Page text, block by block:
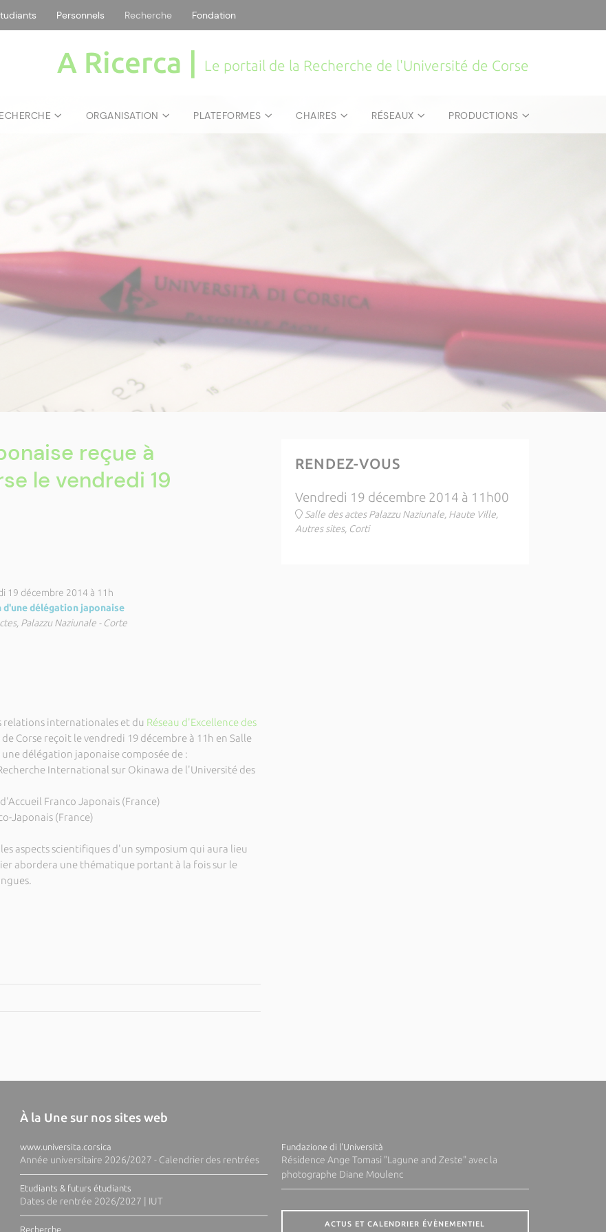
Personnels Recherche Fondation
A Ricerca | Le portail de la Recherche de l'Université de Corse
ORGANISATION PLATEFORMES CHAIRES RÉSEAUX PRODUCTIONS
reçue à
le vendredi 19
19 décembre 2014 à 11h
d'une délégation japonaise
Palazzu Naziunale - Corte
relations internationales et du Réseau d'Excellence des
Corse reçoit le vendredi 19 décembre à 11h en Salle
délégation japonaise composée de :
International sur Okinawa de l'Université des
Franco Japonais (France)
Japonais (France)
aspects scientifiques d'un symposium qui aura lieu
abordera une thématique portant à la fois sur le
RENDEZ-VOUS
Vendredi 19 décembre 2014 à 11h00
Salle des actes Palazzu Naziunale, Haute Ville,
Autres sites, Corti
À la Une sur nos sites web
www.universita.corsica
Année universitaire 2026/2027 - Calendrier des rentrées
Etudiants & futurs étudiants
Dates de rentrée 2026/2027 | IUT
Recherche
Fundazione di l'Università
Résidence Ange Tomasi "Lagune and Zeste" avec la
photographe Diane Moulenc
ACTUS ET CALENDRIER ÉVÈNEMENTIEL